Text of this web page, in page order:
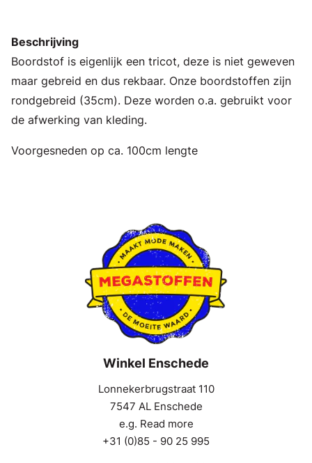
Beschrijving
Boordstof is eigenlijk een tricot, deze is niet geweven
maar gebreid en dus rekbaar. Onze boordstoffen zijn
rondgebreid (35cm). Deze worden o.a. gebruikt voor
de afwerking van kleding.
Voorgesneden op ca. 100cm lengte
Winkel Enschede
Lonnekerbrugstraat 110
7547 AL Enschede
e.g. Read more
+31 (0)85 - 90 25 995